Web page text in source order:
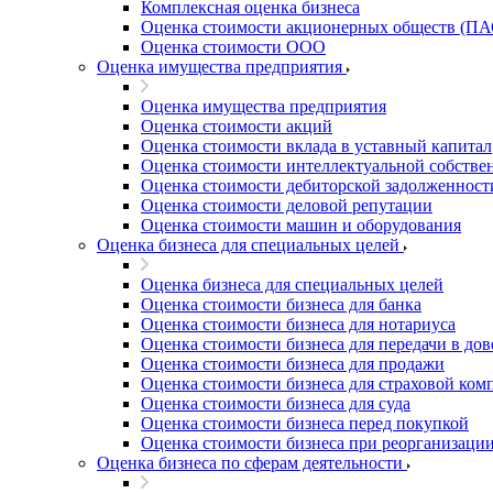
Комплексная оценка бизнеса
Оценка стоимости акционерных обществ
Оценка стоимости ООО
Оценка имущества предприятия
Оценка имущества предприятия
Оценка стоимости акций
Оценка стоимости вклада в уставный капитал
Оценка стоимости интеллектуальной
Оценка стоимости дебиторской
Оценка стоимости деловой репутации
Оценка стоимости машин и оборудования
Оценка бизнеса для специальных целей
Оценка бизнеса для специальных целей
Оценка стоимости бизнеса для банка
Оценка стоимости бизнеса для нотариуса
Оценка стоимости бизнеса для передачи в
Оценка стоимости бизнеса для продажи
Оценка стоимости бизнеса для страховой
Оценка стоимости бизнеса для суда
Оценка стоимости бизнеса перед покупкой
Оценка стоимости бизнеса при реорганизации
Оценка бизнеса по сферам деятельности
Благовещенск
Благодарный
Богородицк
Большой Камень
Бор
Борзя
Борисоглебск
Боровичи
Братск
Бронницы
Брянск
Бугульма
Бугуруслан
Бузулук
Буй
Буйнакск
Бутурлиновка
Валдай